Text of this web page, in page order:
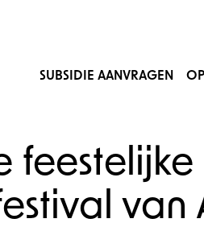
SUBSIDIE AANVRAGEN
feestelijke
van